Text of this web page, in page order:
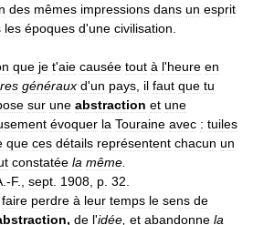
des mêmes impressions dans un esprit
les époques d'une civilisation
que je t'aie causée tout à l'heure en
généraux d'un pays il faut que tu
sur une abstraction et une
évoquer la Touraine avec : tuiles
que ces détails représentent chacun un
constatée la même
.-F., sept 1908 p 32
faire perdre à leur temps le sens de
, de l'idée et abandonne la